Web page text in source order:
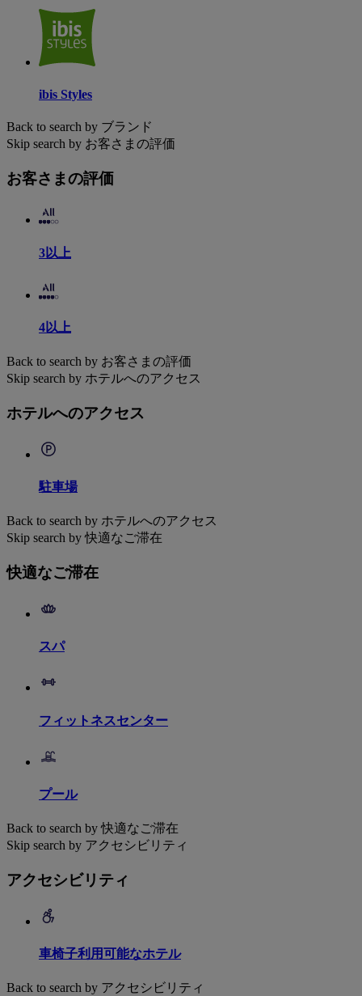
ibis Styles
Back to search by ブランド
Skip search by お客さまの評価
お客さまの評価
3以上
4以上
Back to search by お客さまの評価
Skip search by ホテルへのアクセス
ホテルへのアクセス
駐車場
Back to search by ホテルへのアクセス
Skip search by 快適なご滞在
快適なご滞在
スパ
フィットネスセンター
プール
Back to search by 快適なご滞在
Skip search by アクセシビリティ
アクセシビリティ
車椅子利用可能なホテル
Back to search by アクセシビリティ